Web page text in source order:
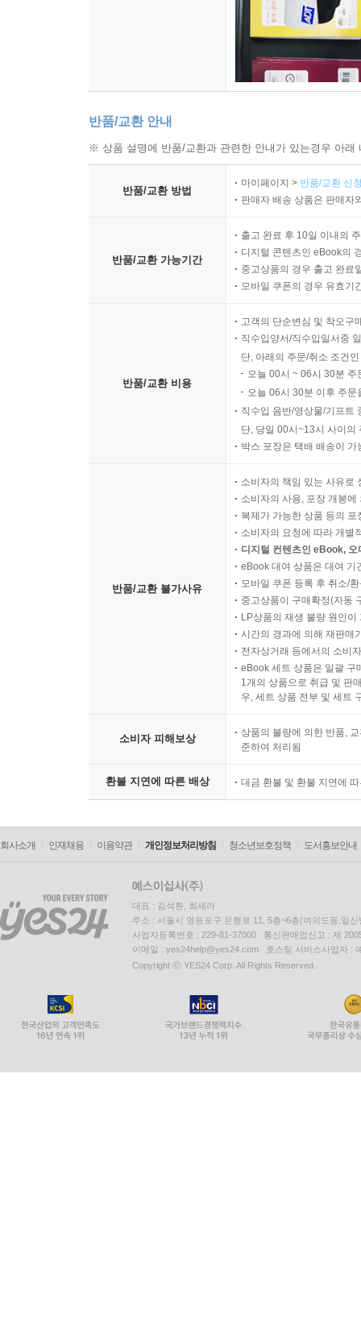
반품/교환 안내
※ 상품 설명에 반품/교환과 관련한 안내가 있는경우 아
반품/교환 방법
마이페이지 > 반품/교환 신
판매자 배송 상품은 판매자
반품/교환 가능기간
출고 완료 후 10일 이내의
디지털 콘텐츠인 eBook의
중고상품의 경우 출고 완료
모바일 쿠폰의 경우 유효기
반품/교환 비용
고객의 단순변심 및 착오구
직수입양서/직수입일서중
단, 아래의 주문/취소 조건
오늘 00시 ~ 06시 30분
오늘 06시 30분 이후 주
직수입 음반/영상물/기프트
단, 당일 00시~13시 사이의
박스 포장은 택배 배송이
반품/교환 불가사유
소비자의 책임 있는 사유로
소비자의 사용, 포장 개봉
복제가 가능한 상품 등의
소비자의 요청에 따라 개별
디지털 컨텐츠인 eBook,
eBook 대여 상품은 대여 기
모바일 쿠폰 등록 후 취소/
중고상품이 구매확정(자동
LP상품의 재생 불량 원인
시간의 경과에 의해 재판매
전자상거래 등에서의 소비
eBook 세트 상품은 일괄 구
1개의 상품으로 취급 및 판
우, 세트 상품 전부 및 세트
소비자 피해보상
상품의 불량에 의한 반품,
준하여 처리됨
환불 지연에 따른 배상 대금 환불 및 환불 지연에
회사소개 인재채용 이용약관 개인정보처리방침 청소년보호정책 도서홍보안내
대표 : 김석환, 최세라
주소 : 서울시 영등포구 은행로 11, 5층~6층(여의도동,일신
사업자등록번호 : 229-81-37000 통신판매업신고 : 제
이메일 : yes24help@yes24.com 호스팅 서비스사업자 :
Copyright ⓒ YES24 Corp. All Rights Reserved.